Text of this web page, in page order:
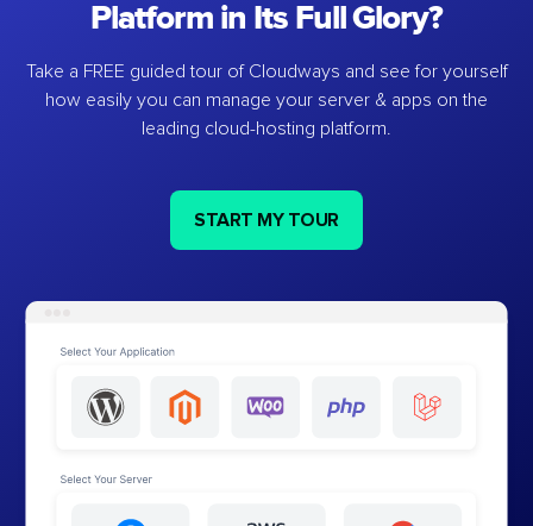
Platform in Its Full Glory?
Take a FREE guided tour of Cloudways and see for yourself
how easily you can manage your server & apps on the
leading cloud-hosting platform.
START MY TOUR